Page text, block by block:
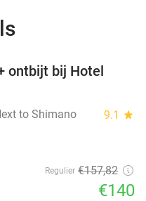
ontbijt bij Hotel
to Shimano
9.1 star
Regulier €157,82
€140